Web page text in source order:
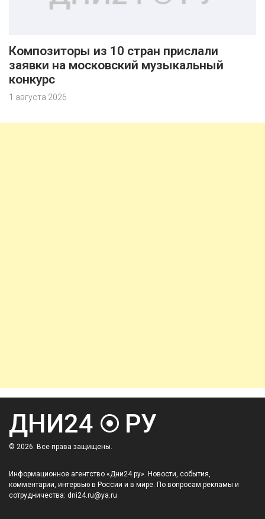
Композиторы из 10 стран прислали
заявки на московский музыкальный
конкурс
1 августа 2026
© 2026. Все права защищены.
Информационное агентство «Дни24.ру». Новости, события,
комментарии, интервью в России и в мире. По вопросам рекламы и
сотрудничества: dni24.ru@ya.ru